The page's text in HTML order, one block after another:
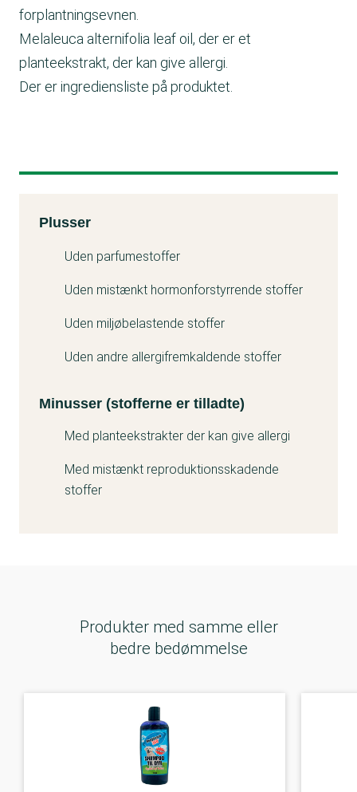
forplantningsevnen.
Melaleuca alternifolia leaf oil, der er et
planteekstrakt, der kan give allergi.
Der er ingrediensliste på produktet.
Kemitest
Plusser
Uden parfumestoffer
Uden mistænkt hormonforstyrrende stoffer
Uden miljøbelastende stoffer
Uden andre allergifremkaldende stoffer
Minusser (stofferne er tilladte)
Med planteekstrakter der kan give allergi
Med mistænkt reproduktionsskadende
stoffer
Produkter med samme eller
bedre bedømmelse